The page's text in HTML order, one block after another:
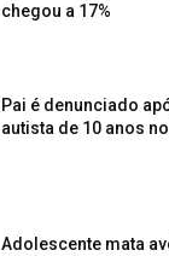
chegou a 17%
Pai é denunciado
autista de 10 anos
Adolescente mata